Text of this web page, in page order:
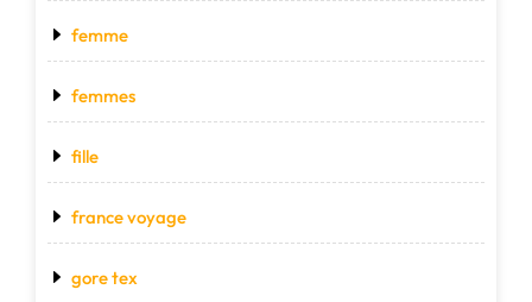
femme
femmes
fille
france voyage
gore tex